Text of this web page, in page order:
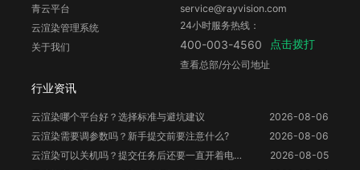
青云平台
云渲染管理系统
关于我们
行业资讯
云渲染哪个平台好？选择标准与避坑建议
2026-08-06
云渲染需要调参数吗？新手提交前要注意什么?
2026-08-06
云渲染可以关机吗？提交任务后还要一直开着电脑吗？
2026-08-05
service@rayvision.com
24小时服务热线：
400-003-4560 点击拨打
查看总部/分公司地址